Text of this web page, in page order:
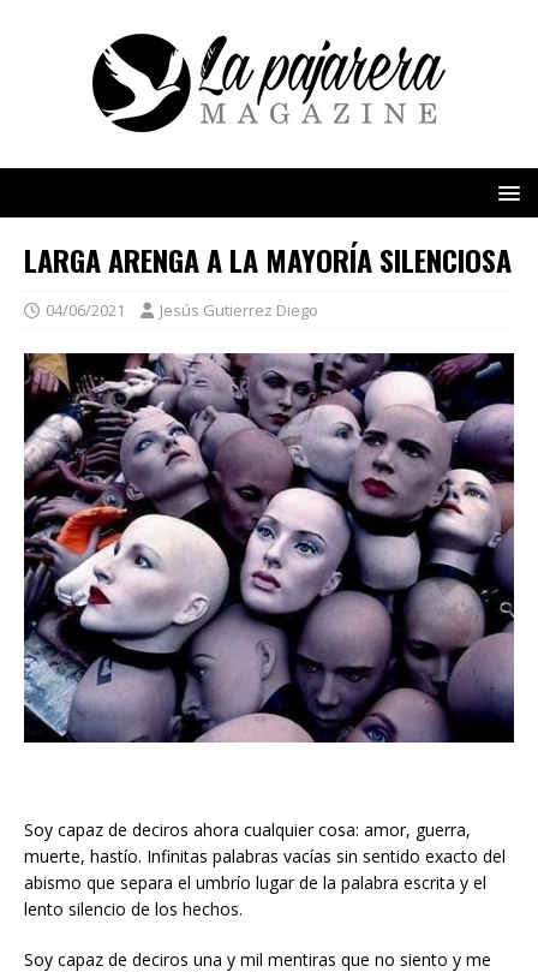
LARGA ARENGA A LA MAYORÍA SILENCIOSA
04/06/2021 Jesús Gutierrez Diego
Soy capaz de deciros ahora cualquier cosa: amor, guerra,
muerte, hastío. Infinitas palabras vacías sin sentido exacto del
abismo que separa el umbrío lugar de la palabra escrita y el
lento silencio de los hechos.
Soy capaz de deciros una y mil mentiras que no siento y me